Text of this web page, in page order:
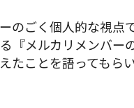
募集中の求
のごく個人的な視点
『メルカリメンバ
たことを語ってもら